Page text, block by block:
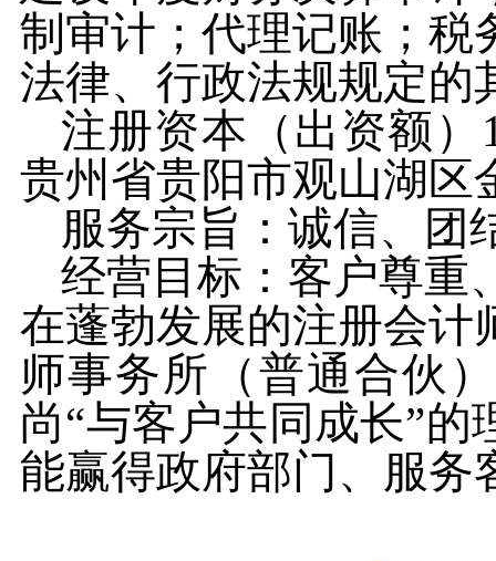
制审计；代理记账；税
法律、行政法规规定的
注册资本（出资额
贵州省贵阳市观山湖区
服务宗旨：诚信、团
经营目标：客户尊重
在蓬勃发展的注册会计
师事务所（普通合伙
尚“与客户共同成长”
能赢得政府部门、服务